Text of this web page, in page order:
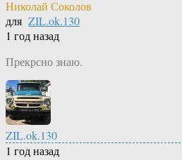
Николай Соколов
для ZIL.ok.130
1 год назад
Прекрсно знаю.
ZIL.ok.130
1 год назад